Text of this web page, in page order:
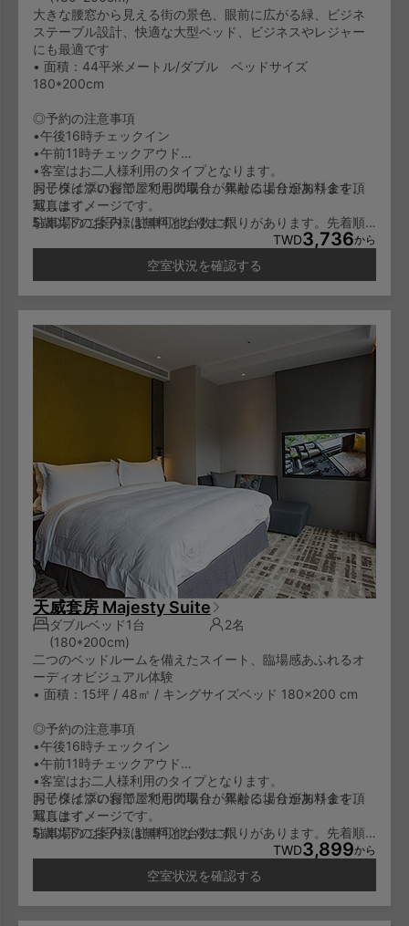
大きな腰窓から見える街の景色、眼前に広がる緑、ビジネ
ステーブル設計、快適な大型ベッド、ビジネスやレジャー
にも最適です
• 面積：44平米メートル/ダブル ベッドサイズ
180*200cm
◎予約の注意事項
•午後16時チェックイン
•午前11時チェックアウド
•客室はお二人様利用のタイプとなります。
お子様は添い寝でご利用の場合、年齢により追加料金を頂
戴します。
5歳以下のお子様は無料となります。
6-11歳のお子様は一泊NT600/人となります。
12歳以上のお子様は大人料金と同じに一泊NT1,000/人とな
同じタイプのお部屋でも間取りが異なる場合があります。
写真はイメージです。
駐車場のご案内：駐車可能台数に限りがあります。先着順
TWD3,736から
空室状況を確認する
天威套房 Majesty Suite
ダブルベッド1台
(180*200cm)
2名
二つのベッドルームを備えたスイート、臨場感あふれるオ
ーディオビジュアル体験
• 面積：15坪 / 48㎡ / キングサイズベッド 180×200 cm
◎予約の注意事項
•午後16時チェックイン
•午前11時チェックアウド
•客室はお二人様利用のタイプとなります。
お子様は添い寝でご利用の場合、年齢により追加料金を頂
戴します。
5歳以下のお子様は無料となります。
6-11歳のお子様は一泊NT600/人となります。
12歳以上のお子様は大人料金と同じに一泊NT1,000/人とな
同じタイプのお部屋でも間取りが異なる場合があります。
写真はイメージです。
駐車場のご案内：駐車可能台数に限りがあります。先着順
TWD3,899から
空室状況を確認する